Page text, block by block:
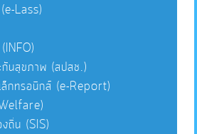
Lass)
กันสุขภาพ (สปสช.)
ล็กทรอนิกส์ (e-Report)
ถิ่น (SIS)